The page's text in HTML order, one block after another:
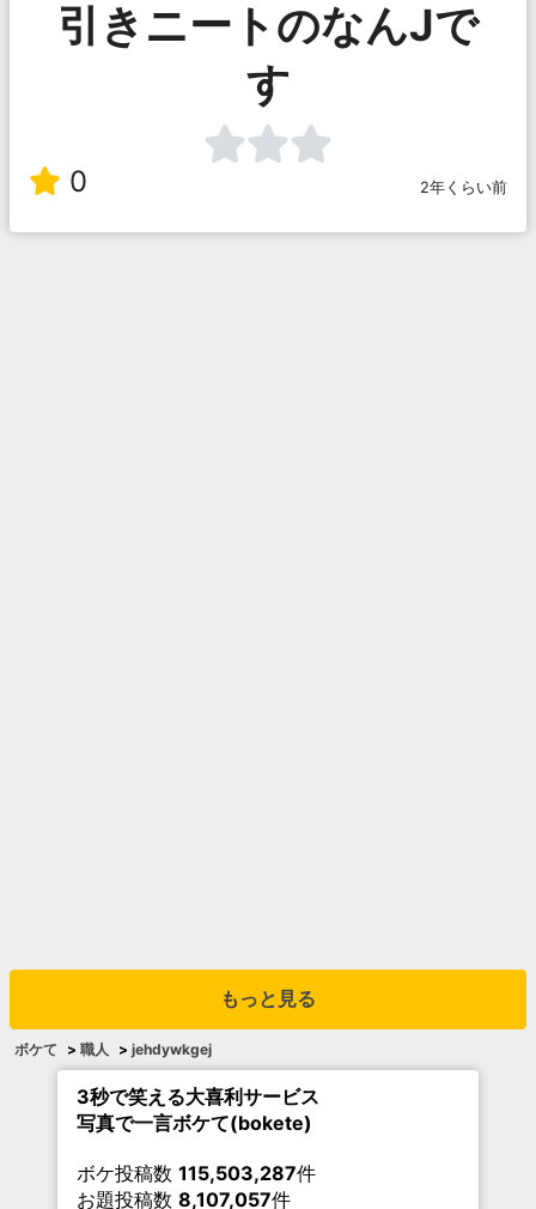
引きニートのなんJで
す
0 2年くらい前
もっと見る
ボケて > 職人 > jehdywkgej
3秒で笑える大喜利サービス
写真で一言ボケて(bokete)
ボケ投稿数 115,503,287件
お題投稿数 8,107,057件